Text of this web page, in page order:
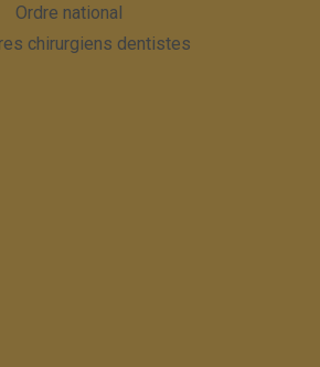
Ordre national
chirurgiens dentistes